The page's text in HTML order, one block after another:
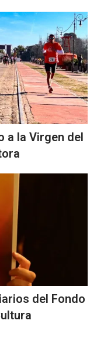
a la Virgen del
del Fondo